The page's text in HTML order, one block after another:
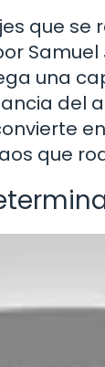
que se
una
del
que